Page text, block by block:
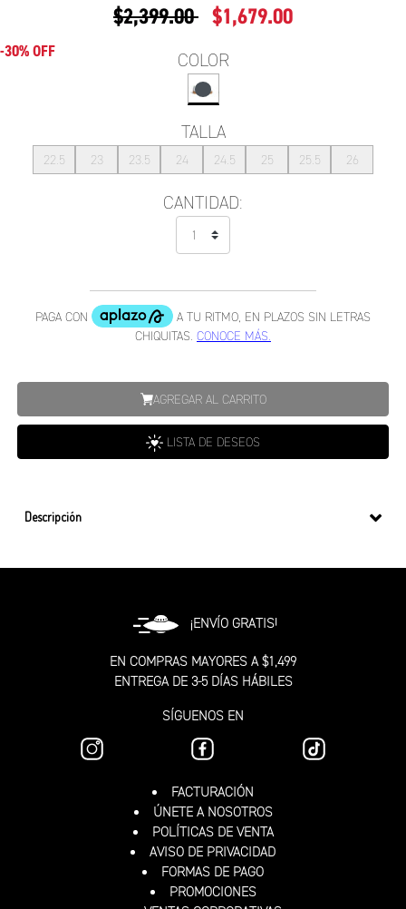
PRECIO REDUCIDO DE
$2,399.00A $1,679.00
-30% OFF COLOR
TALLA
22.5 23 23.5 24 24.5 25 25.5 26
CANTIDAD:
AGREGAR AL CARRITO
LISTA DE DESEOS
Descripción
¡ENVÍO GRATIS!
EN COMPRAS MAYORES A $1,499
ENTREGA DE 3-5 DÍAS HÁBILES
SÍGUENOS EN
FACTURACIÓN
ÚNETE A NOSOTROS
POLÍTICAS DE VENTA
AVISO DE PRIVACIDAD
FORMAS DE PAGO
PROMOCIONES